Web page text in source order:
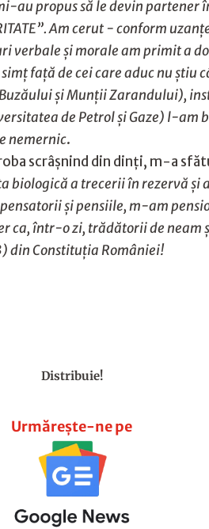
au propus să le devin
Am cerut - conform
verbale şi morale am primit a
faţă de cei care aduc nu
şi Munţii Zarandului),
de Petrol și Gaze) l-am
nemernic.
scrâșnind din dinţi, m-a
biologică a trecerii în rezervă şi
şi pensiile, m-am
ca, într-o zi, trădătorii de neam
din Constituţia României!
Distribuie!
Urmărește-ne pe